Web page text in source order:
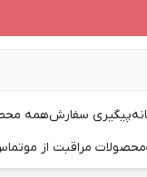
پیگیری سفارشهمه
محصولات مراقبت از مو